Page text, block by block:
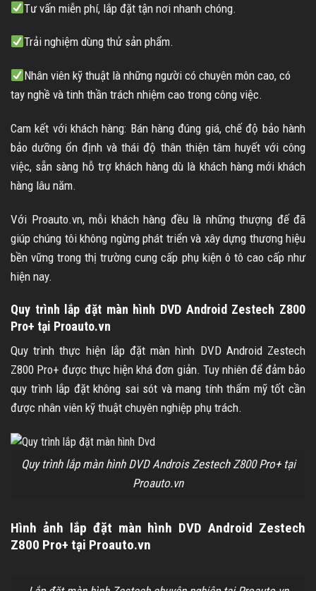
Tư vấn miễn phí, lắp đặt tận nơi nhanh chóng.
Trải nghiệm dùng thử sản phẩm.
Nhân viên kỹ thuật là những người có chuyên môn cao, có
tay nghề và tinh thần trách nhiệm cao trong công việc.
Cam kết với khách hàng: Bán hàng đúng giá, chế độ bảo hành
bảo dưỡng ổn định và thái độ thân thiện tâm huyết với công
việc, sẵn sàng hỗ trợ khách hàng dù là khách hàng mới khách
hàng lâu năm.
Với Proauto.vn, mỗi khách hàng đều là những thượng đế đã
giúp chúng tôi không ngừng phát triển và xây dựng thương hiệu
bền vững trong thị trường cung cấp phụ kiện ô tô cao cấp như
hiện nay.
Quy trình lắp đặt màn hình DVD Android Zestech Z800
Pro+ tại Proauto.vn
Quy trình thực hiện lắp đặt màn hình DVD Android Zestech
Z800 Pro+ được thực hiện khá đơn giản. Tuy nhiên để đảm bảo
quy trình lắp đặt không sai sót và mang tính thẩm mỹ tốt cần
được nhân viên kỹ thuật chuyên nghiệp phụ trách.
Quy trình lắp màn hình DVD Androis Zestech Z800 Pro+ tại
Proauto.vn
Hình ảnh lắp đặt màn hình DVD Android Zestech
Z800 Pro+ tại Proauto.vn